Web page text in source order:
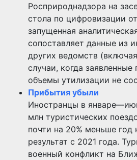
Росприроднадзора на
стола по цифровизации
запущенная
сопоставляет данные из
других ведомств
случаи, когда
объемы утилизации не
Прибытия убыли
Иностранцы в
млн туристических
почти на 20% меньше год
результат с 2021 года.
военный конфликт на